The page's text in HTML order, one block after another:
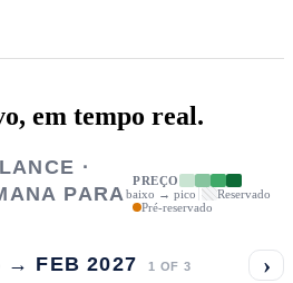
em tempo real.
·
PARA
PREÇO
baixo → pico
Reservado
Pré-reservado
→ FEB 2027 1 OF 3 ›